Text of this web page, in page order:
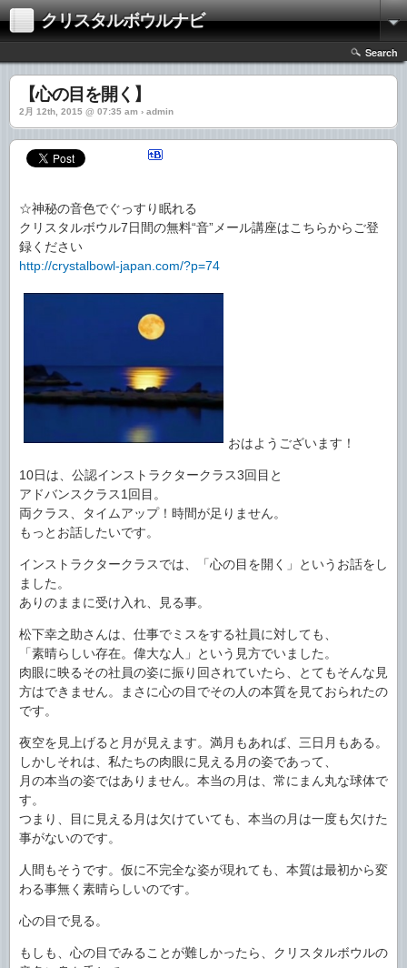
クリスタルボウルナビ
Search
【心の目を開く】
2月 12th, 2015 @ 07:35 am › admin
☆神秘の音色でぐっすり眠れる
クリスタルボウル7日間の無料“音”メール講座はこちらからご登
録ください
http://crystalbowl-japan.com/?p=74
おはようございます！
10日は、公認インストラクタークラス3回目と
アドバンスクラス1回目。
両クラス、タイムアップ！時間が足りません。
もっとお話したいです。
インストラクタークラスでは、「心の目を開く」というお話をし
ました。
ありのままに受け入れ、見る事。
松下幸之助さんは、仕事でミスをする社員に対しても、
「素晴らしい存在。偉大な人」という見方でいました。
肉眼に映るその社員の姿に振り回されていたら、とてもそんな見
方はできません。まさに心の目でその人の本質を見ておられたの
です。
夜空を見上げると月が見えます。満月もあれば、三日月もある。
しかしそれは、私たちの肉眼に見える月の姿であって、
月の本当の姿ではありません。本当の月は、常にまん丸な球体で
す。
つまり、目に見える月は欠けていても、本当の月は一度も欠けた
事がないのです。
人間もそうです。仮に不完全な姿が現れても、本質は最初から変
わる事無く素晴らしいのです。
心の目で見る。
もしも、心の目でみることが難しかったら、クリスタルボウルの